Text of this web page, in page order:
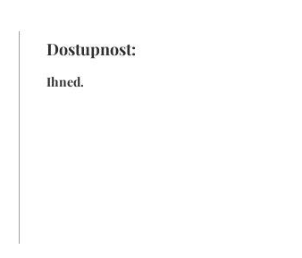
Dostupnost:
Ihned.